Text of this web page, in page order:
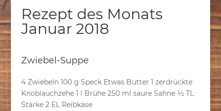
Rezept des Monats
Januar 2018
Zwiebel-Suppe
4 Zwiebeln 100 g Speck Etwas Butter 1 zerdrückte
Knoblauchzehe 1 l Brühe 250 ml saure Sahne ½ TL
Stärke 2 EL Reibkäse